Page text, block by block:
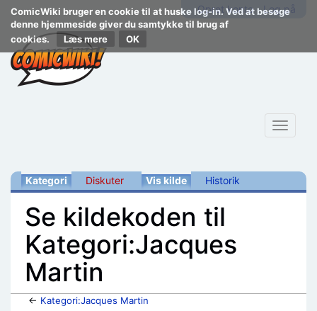
ComicWiki bruger en cookie til at huske log-in. Ved at besøge
denne hjemmeside giver du samtykke til brug af
cookies.
Læs mere
Opret konto Log på
Toggle
Kategori Diskuter Vis kilde Historik
Se kildekoden til
Kategori:Jacques
Martin
← Kategori:Jacques Martin